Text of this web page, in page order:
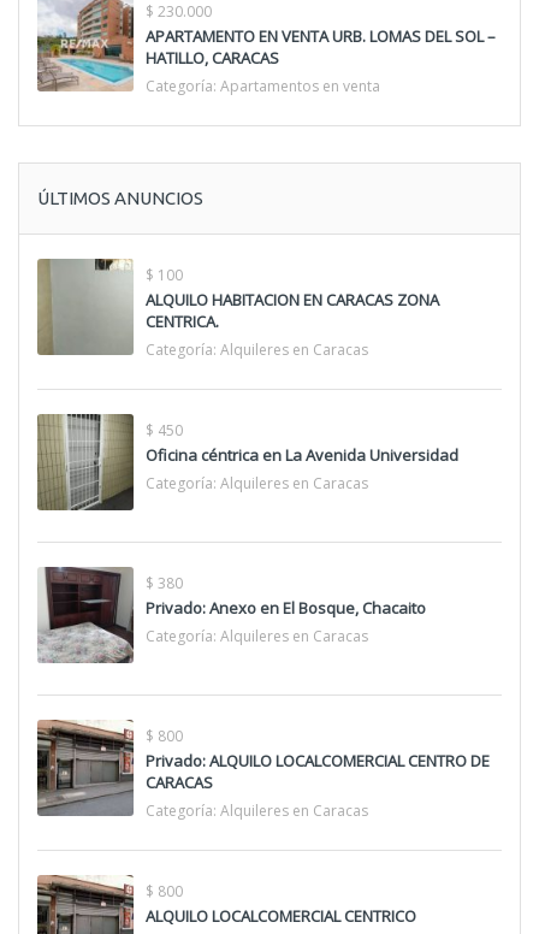
$ 230.000
APARTAMENTO EN VENTA URB. LOMAS DEL SOL –
HATILLO, CARACAS
Categoría: Apartamentos en venta
ÚLTIMOS ANUNCIOS
$ 100
ALQUILO HABITACION EN CARACAS ZONA
CENTRICA.
Categoría: Alquileres en Caracas
$ 450
Oficina céntrica en La Avenida Universidad
Categoría: Alquileres en Caracas
$ 380
Privado: Anexo en El Bosque, Chacaito
Categoría: Alquileres en Caracas
$ 800
Privado: ALQUILO LOCALCOMERCIAL CENTRO DE
CARACAS
Categoría: Alquileres en Caracas
$ 800
ALQUILO LOCALCOMERCIAL CENTRICO